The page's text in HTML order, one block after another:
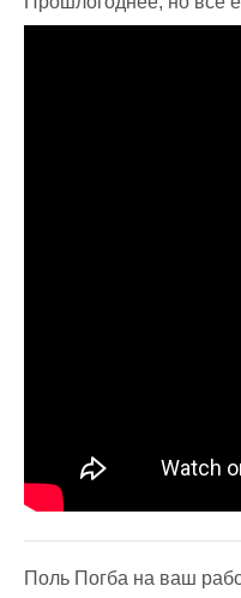
Поль Погба на ваш